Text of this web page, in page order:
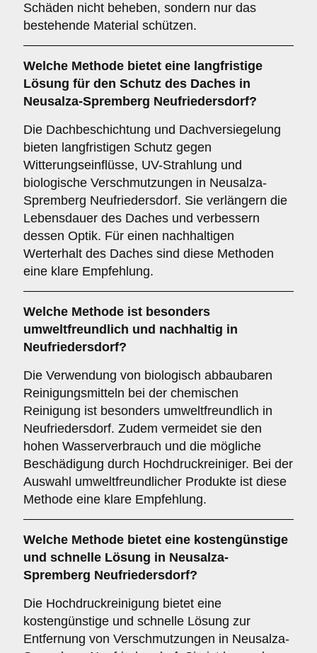
Schäden nicht beheben, sondern nur das
bestehende Material schützen.
Welche Methode bietet eine langfristige
Lösung für den Schutz des Daches in
Neusalza-Spremberg Neufriedersdorf?
Die Dachbeschichtung und Dachversiegelung
bieten langfristigen Schutz gegen
Witterungseinflüsse, UV-Strahlung und
biologische Verschmutzungen in Neusalza-
Spremberg Neufriedersdorf. Sie verlängern die
Lebensdauer des Daches und verbessern
dessen Optik. Für einen nachhaltigen
Werterhalt des Daches sind diese Methoden
eine klare Empfehlung.
Welche Methode ist besonders
umweltfreundlich und nachhaltig in
Neufriedersdorf?
Die Verwendung von biologisch abbaubaren
Reinigungsmitteln bei der chemischen
Reinigung ist besonders umweltfreundlich in
Neufriedersdorf. Zudem vermeidet sie den
hohen Wasserverbrauch und die mögliche
Beschädigung durch Hochdruckreiniger. Bei der
Auswahl umweltfreundlicher Produkte ist diese
Methode eine klare Empfehlung.
Welche Methode bietet eine kostengünstige
und schnelle Lösung in Neusalza-
Spremberg Neufriedersdorf?
Die Hochdruckreinigung bietet eine
kostengünstige und schnelle Lösung zur
Entfernung von Verschmutzungen in Neusalza-